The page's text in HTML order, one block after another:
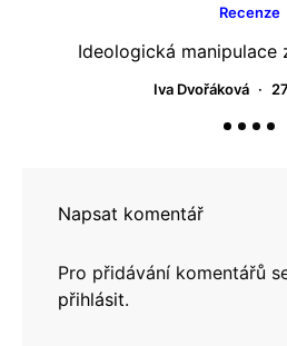
Recenze
Ideologická manipulace
Iva Dvořáková
Napsat komentář
Pro přidávání komentářů
přihlásit.